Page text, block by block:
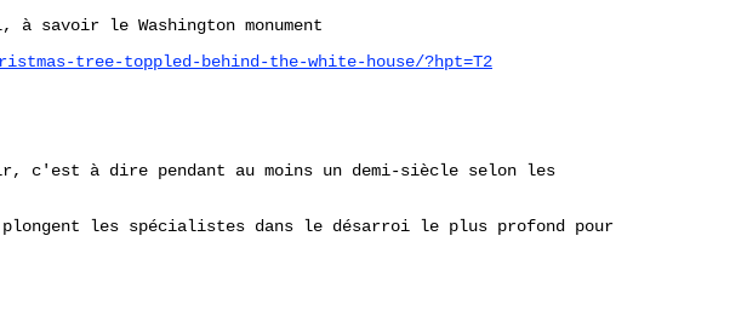
à savoir le Washington monument
tree-toppled-behind-the-white-house/?hpt=T2
c'est à dire pendant au moins un demi-siècle selon les
plongent les spécialistes dans le désarroi le plus profond pour